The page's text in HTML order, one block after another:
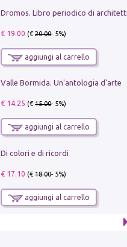
€ 19.00 (€20.00- 5%)
aggiungi al carrello
Valle Bormida. Un'antologia d'arte
€ 14.25 (€15.00- 5%)
aggiungi al carrello
Di colori e di ricordi
€ 17.10 (€18.00- 5%)
aggiungi al carrello